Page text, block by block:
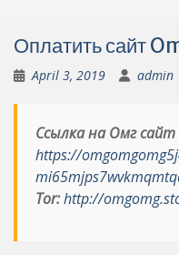
Оплатить сайт
April 3, 2019 admin
Ссылка на Омг сайт
https://
Tor:http://